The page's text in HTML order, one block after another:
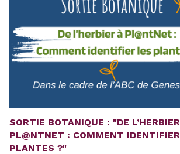
SORTIE BOTANIQUE : "DE
PL@NTNET : COMMENT
PLANTES ?"